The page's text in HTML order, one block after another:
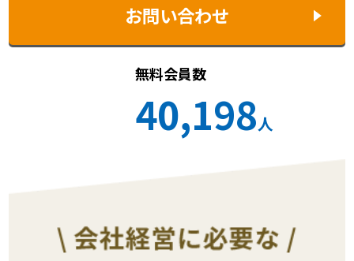
お問い合わせ
無料会員数
40,198人